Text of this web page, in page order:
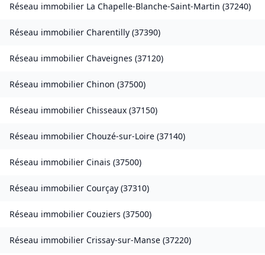
Réseau immobilier La Chapelle-Blanche-Saint-Martin (37240)
Réseau immobilier Charentilly (37390)
Réseau immobilier Chaveignes (37120)
Réseau immobilier Chinon (37500)
Réseau immobilier Chisseaux (37150)
Réseau immobilier Chouzé-sur-Loire (37140)
Réseau immobilier Cinais (37500)
Réseau immobilier Courçay (37310)
Réseau immobilier Couziers (37500)
Réseau immobilier Crissay-sur-Manse (37220)